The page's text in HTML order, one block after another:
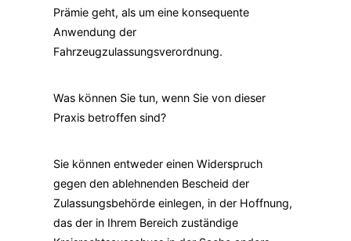
Prämie geht, als um eine konsequente
Anwendung der
Fahrzeugzulassungsverordnung.
Was können Sie tun, wenn Sie von dieser
Praxis betroffen sind?
Sie können entweder einen Widerspruch
gegen den ablehnenden Bescheid der
Zulassungsbehörde einlegen, in der Hoffnung,
das der in Ihrem Bereich zuständige